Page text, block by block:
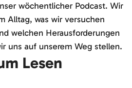
wöchentlicher Podcast. Wir
Alltag, was wir versuchen
welchen Herausforderungen
uns auf unserem Weg stellen.
Lesen